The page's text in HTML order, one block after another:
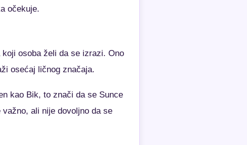
očekuje.
osoba želi da se izrazi. Ono
osećaj ličnog značaja.
kao Bik, to znači da se Sunce
ali nije dovoljno da se